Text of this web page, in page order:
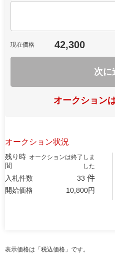
現在価格 42,300
次に
オークション
オークション状況
残り時
間
オークションは終了しま
した
入札件数 33 件
開始価格 10,800円
表示価格は「税込価格」です。